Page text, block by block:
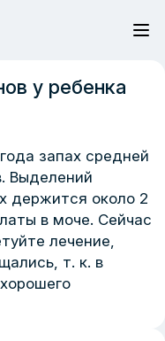
у ребенка
запах средней
Выделений
держится около 2
в моче. Сейчас
лечение,
т. к. в